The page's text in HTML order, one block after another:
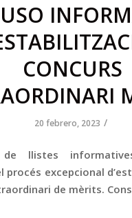
USO
CONCURS
20 febrero, 2023 /
de llistes
procés excepcional
de mèrits.